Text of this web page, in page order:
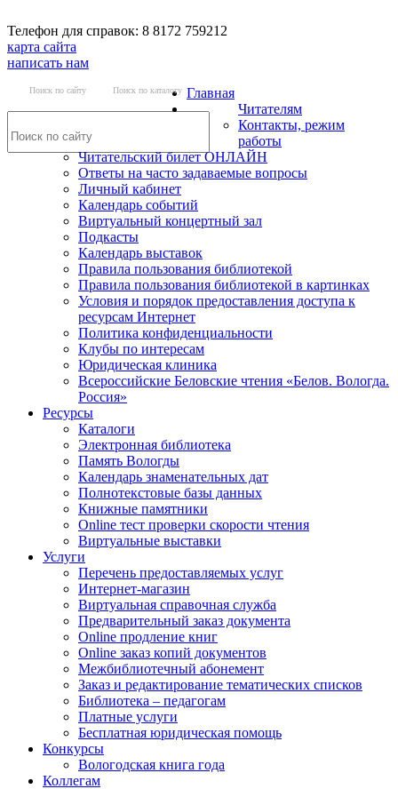
Телефон для справок: 8 8172 759212
карта сайта
написать нам
Поиск по сайту Поиск по каталогу Главная
Читателям
Контакты, режим
работы
Читательский билет ОНЛАЙН
Ответы на часто задаваемые вопросы
Личный кабинет
Календарь событий
Виртуальный концертный зал
Подкасты
Календарь выставок
Правила пользования библиотекой
Правила пользования библиотекой в картинках
Условия и порядок предоставления доступа к
ресурсам Интернет
Политика конфиденциальности
Клубы по интересам
Юридическая клиника
Всероссийские Беловские чтения «Белов. Вологда.
Россия»
Ресурсы
Каталоги
Электронная библиотека
Память Вологды
Календарь знаменательных дат
Полнотекстовые базы данных
Книжные памятники
Online тест проверки скорости чтения
Виртуальные выставки
Услуги
Перечень предоставляемых услуг
Интернет-магазин
Виртуальная справочная служба
Предварительный заказ документа
Online продление книг
Online заказ копий документов
Межбиблиотечный абонемент
Заказ и редактирование тематических списков
Библиотека – педагогам
Платные услуги
Бесплатная юридическая помощь
Конкурсы
Вологодская книга года
Коллегам